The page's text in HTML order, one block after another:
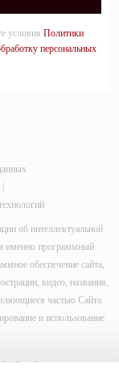
условия Политики
персональных
об интеллектуальной
а именно программный
обеспечение сайта,
видео, названия,
частью Сайта
и использование
Google